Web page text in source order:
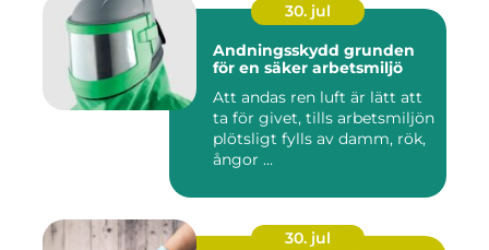
30. jul
Andningsskydd grunden
för en säker arbetsmiljö
Att andas ren luft är lätt att
ta för givet, tills arbetsmiljön
plötsligt fylls av damm, rök,
ångor ...
30. jul